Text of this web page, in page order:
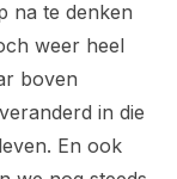
na te denken
weer heel
boven
in die
En ook